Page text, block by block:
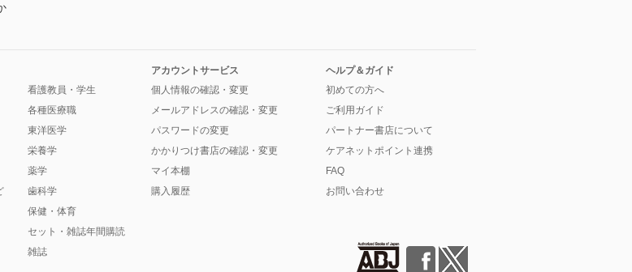
看護教員・学生
各種医療職
東洋医学
栄養学
薬学
歯科学
保健・体育
セット・雑誌年間購読
雑誌
アカウントサービス
個人情報の確認・変更
メールアドレスの確認・変更
パスワードの変更
かかりつけ書店の確認・変更
マイ本棚
購入履歴
ヘルプ＆ガイド
初めての方へ
ご利用ガイド
パートナー書店について
ケアネットポイント連携
FAQ
お問い合わせ